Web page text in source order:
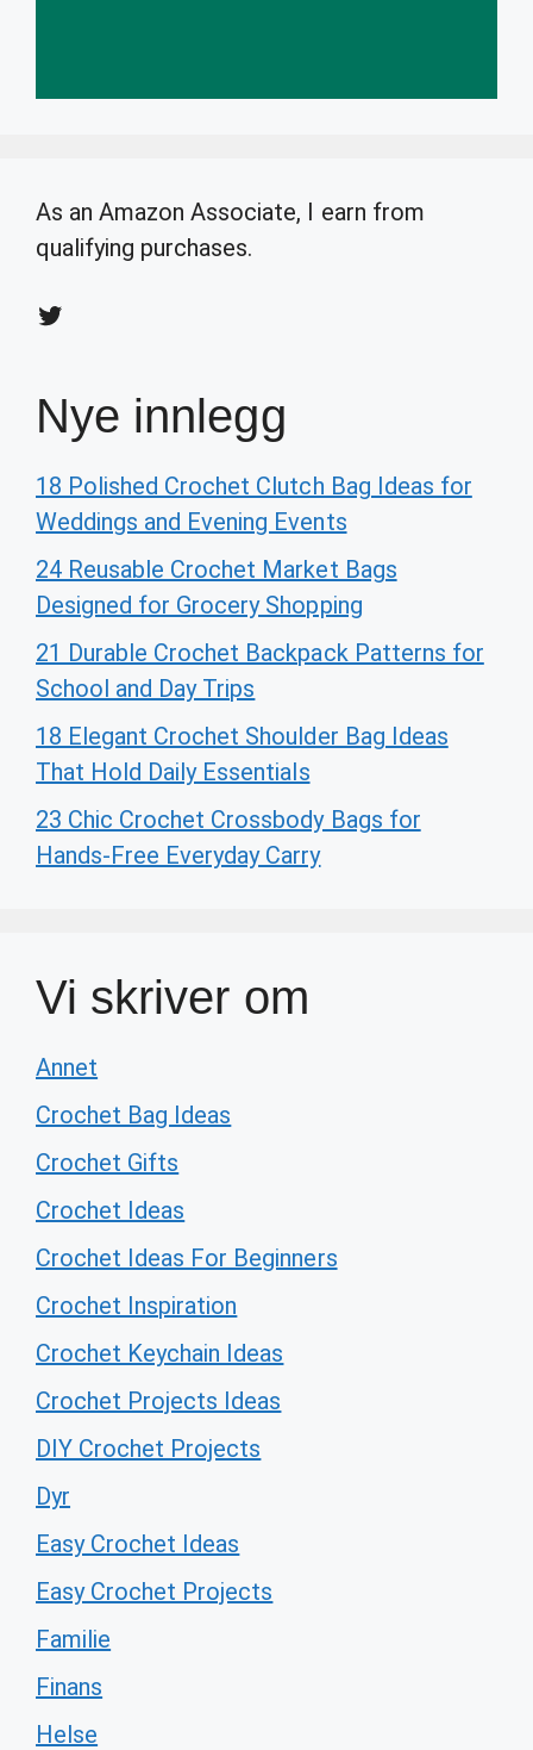
As an Amazon Associate, I earn from
qualifying purchases.
Twitter
Nye innlegg
18 Polished Crochet Clutch Bag Ideas for
Weddings and Evening Events
24 Reusable Crochet Market Bags
Designed for Grocery Shopping
21 Durable Crochet Backpack Patterns for
School and Day Trips
18 Elegant Crochet Shoulder Bag Ideas
That Hold Daily Essentials
23 Chic Crochet Crossbody Bags for
Hands-Free Everyday Carry
Vi skriver om
Annet
Crochet Bag Ideas
Crochet Gifts
Crochet Ideas
Crochet Ideas For Beginners
Crochet Inspiration
Crochet Keychain Ideas
Crochet Projects Ideas
DIY Crochet Projects
Dyr
Easy Crochet Ideas
Easy Crochet Projects
Familie
Finans
Helse